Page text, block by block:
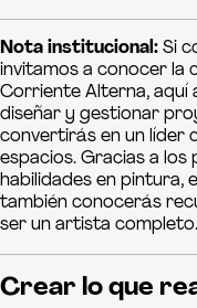
Nota institucional: Si
invitamos a conocer la
Corriente Alterna, aquí
diseñar y gestionar
convertirás en un líder
espacios. Gracias a
habilidades en pintura,
también conocerás
ser un artista completo.
Crear lo que